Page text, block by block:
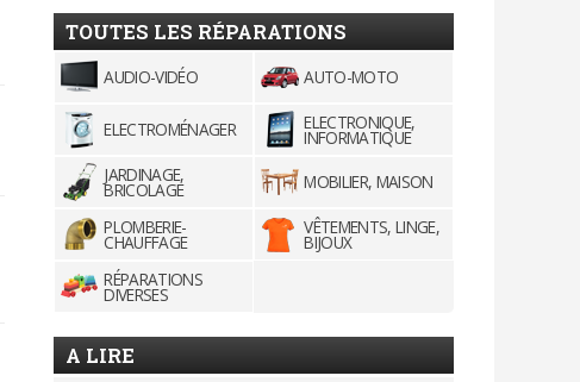
TOUTES LES RÉPARATIONS
AUDIO-VIDÉO AUTO-MOTO
ELECTROMÉNAGER ELECTRONIQUE,
INFORMATIQUE
JARDINAGE,
BRICOLAGE
MOBILIER, MAISON
PLOMBERIE-
CHAUFFAGE
VÊTEMENTS, LINGE,
BIJOUX
RÉPARATIONS
DIVERSES
A LIRE